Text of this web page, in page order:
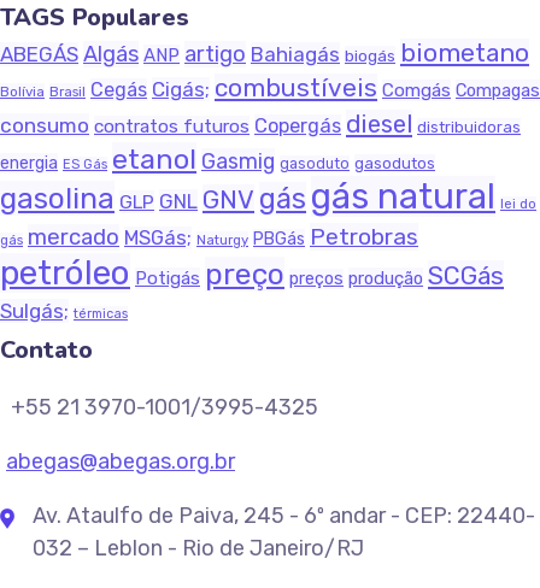
TAGS Populares
ABEGÁS Algás ANP artigo Bahiagás biogás biometano
Bolívia Brasil Cegás Cigás; combustíveis Comgás Compagas
consumo contratos futuros Copergás diesel distribuidoras
energia ES Gás etanol Gasmig gasoduto gasodutos
gasolina GLP GNL GNV gás gás natural lei do
gás mercado MSGás; Naturgy PBGás Petrobras
petróleo Potigás preço preços produção SCGás
Sulgás; térmicas
Contato
+55 21 3970-1001/3995-4325
abegas@abegas.org.br
Av. Ataulfo de Paiva, 245 - 6º andar - CEP: 22440-
032 – Leblon - Rio de Janeiro/RJ